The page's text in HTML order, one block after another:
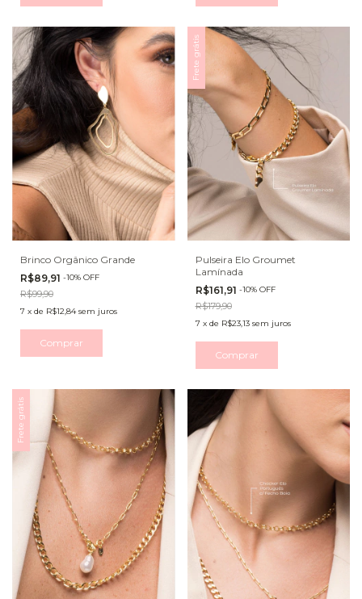
Brinco Orgânico Grande
R$89,91 -10% OFF
R$99,90
7 x de R$12,84 sem juros
Comprar
Frete grátis
Pulseira Elo Groumet
Lamínada
R$161,91 -10% OFF
R$179,90
7 x de R$23,13 sem juros
Comprar
Frete grátis